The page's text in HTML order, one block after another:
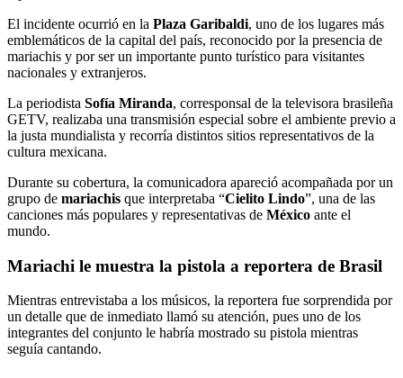
El incidente ocurrió en la Plaza Garibaldi, uno de los lugares más
emblemáticos de la capital del país, reconocido por la presencia de
mariachis y por ser un importante punto turístico para visitantes
nacionales y extranjeros.
La periodista Sofía Miranda, corresponsal de la televisora brasileña
GETV, realizaba una transmisión especial sobre el ambiente previo a
la justa mundialista y recorría distintos sitios representativos de la
cultura mexicana.
Durante su cobertura, la comunicadora apareció acompañada por un
grupo de mariachis que interpretaba “Cielito Lindo”, una de las
canciones más populares y representativas de México ante el
mundo.
Mariachi le muestra la pistola a reportera de Brasil
Mientras entrevistaba a los músicos, la reportera fue sorprendida por
un detalle que de inmediato llamó su atención, pues uno de los
integrantes del conjunto le habría mostrado su pistola mientras
seguía cantando.